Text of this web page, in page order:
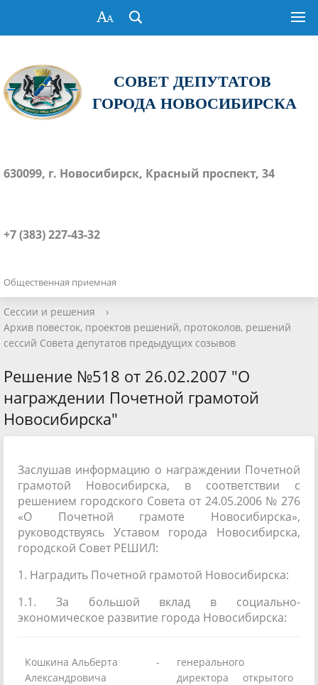
СОВЕТ ДЕПУТАТОВ
ГОРОДА НОВОСИБИРСКА
630099, г. Новосибирск, Красный проспект, 34
+7 (383) 227-43-32
Общественная приемная
Сессии и решения
›
Архив повесток, проектов решений, протоколов, решений
сессий Совета депутатов предыдущих созывов
Решение №518 от 26.02.2007 "О
награждении Почетной грамотой
Новосибирска"
Заслушав информацию о награждении Почетной
грамотой Новосибирска, в соответствии с
решением городского Совета от 24.05.2006 № 276
«О Почетной грамоте Новосибирска»,
руководствуясь Уставом города Новосибирска,
городской Совет РЕШИЛ:
1. Наградить Почетной грамотой Новосибирска:
1.1. За большой вклад в социально-
экономическое развитие города Новосибирска:
Кошкина Альберта
Александровича
-
генерального
директора открытого